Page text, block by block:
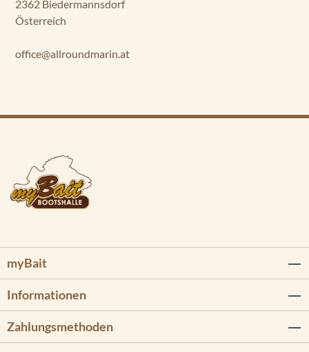
2362 Biedermannsdorf
Österreich
office@allroundmarin.at
myBait
Informationen
Zahlungsmethoden